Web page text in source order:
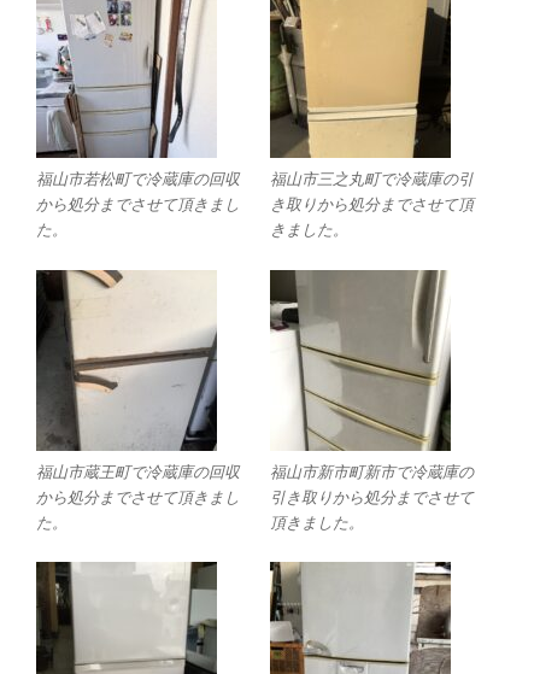
福山市若松町で冷蔵庫の回収
から処分までさせて頂きまし
た。
福山市三之丸町で冷蔵庫の引
き取りから処分までさせて頂
きました。
福山市蔵王町で冷蔵庫の回収
から処分までさせて頂きまし
た。
福山市新市町新市で冷蔵庫の
引き取りから処分までさせて
頂きました。